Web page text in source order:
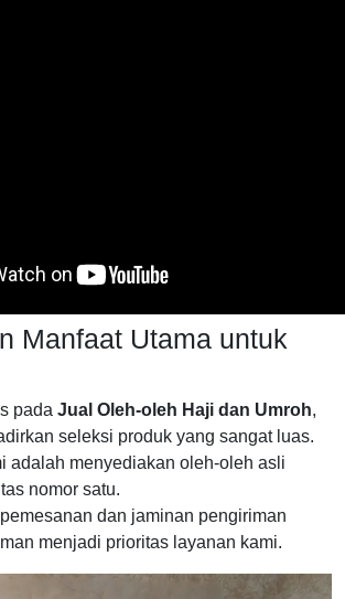
Manfaat Utama untuk
pada Jual Oleh-oleh Haji dan Umroh,
seleksi produk yang sangat luas.
adalah menyediakan oleh-oleh asli
nomor satu.
dan jaminan pengiriman
menjadi prioritas layanan kami.